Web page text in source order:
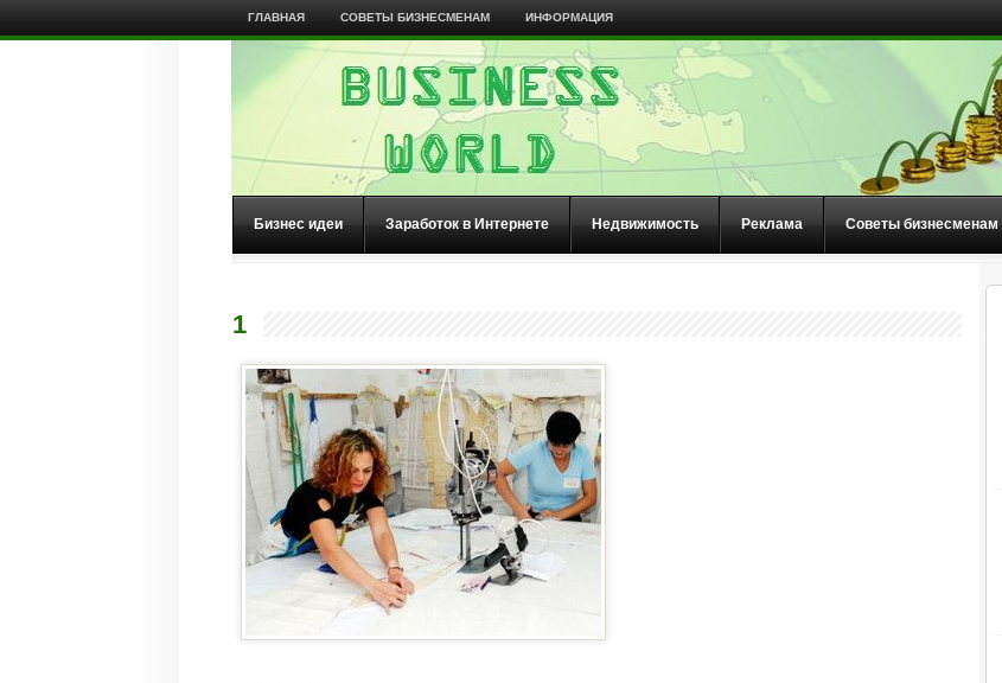
ГЛАВНАЯ СОВЕТЫ БИЗНЕСМЕНАМ ИНФОРМАЦИЯ
Бизнес идеи Заработок в Интернете Недвижимость Реклама Советы бизнесменам
1